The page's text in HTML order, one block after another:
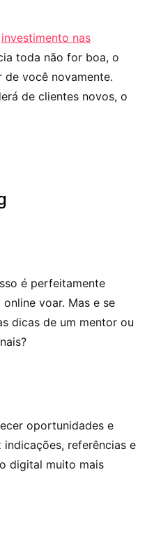
investimento nas
toda não for boa, o
de você novamente.
de clientes novos, o
é perfeitamente
voar. Mas e se
dicas de um mentor ou
oportunidades e
referências e
digital muito mais